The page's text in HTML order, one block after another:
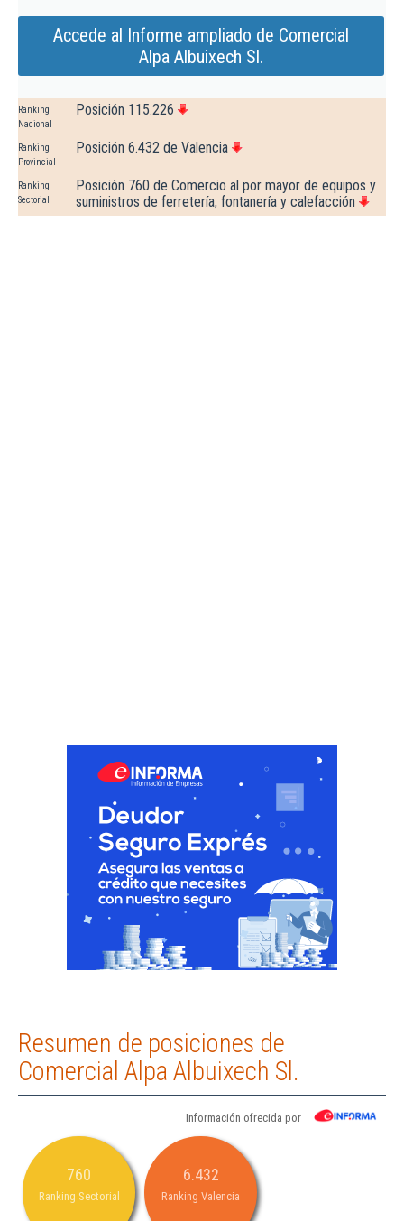
Accede al Informe ampliado de Comercial
Alpa Albuixech Sl.
Ranking
Nacional
Posición 115.226
Ranking
Provincial
Posición 6.432 de Valencia
Ranking
Sectorial
Posición 760 de Comercio al por mayor de equipos y
suministros de ferretería, fontanería y calefacción
Resumen de posiciones de
Comercial Alpa Albuixech Sl.
Información ofrecida por
760
Ranking Sectorial
6.432
Ranking Valencia